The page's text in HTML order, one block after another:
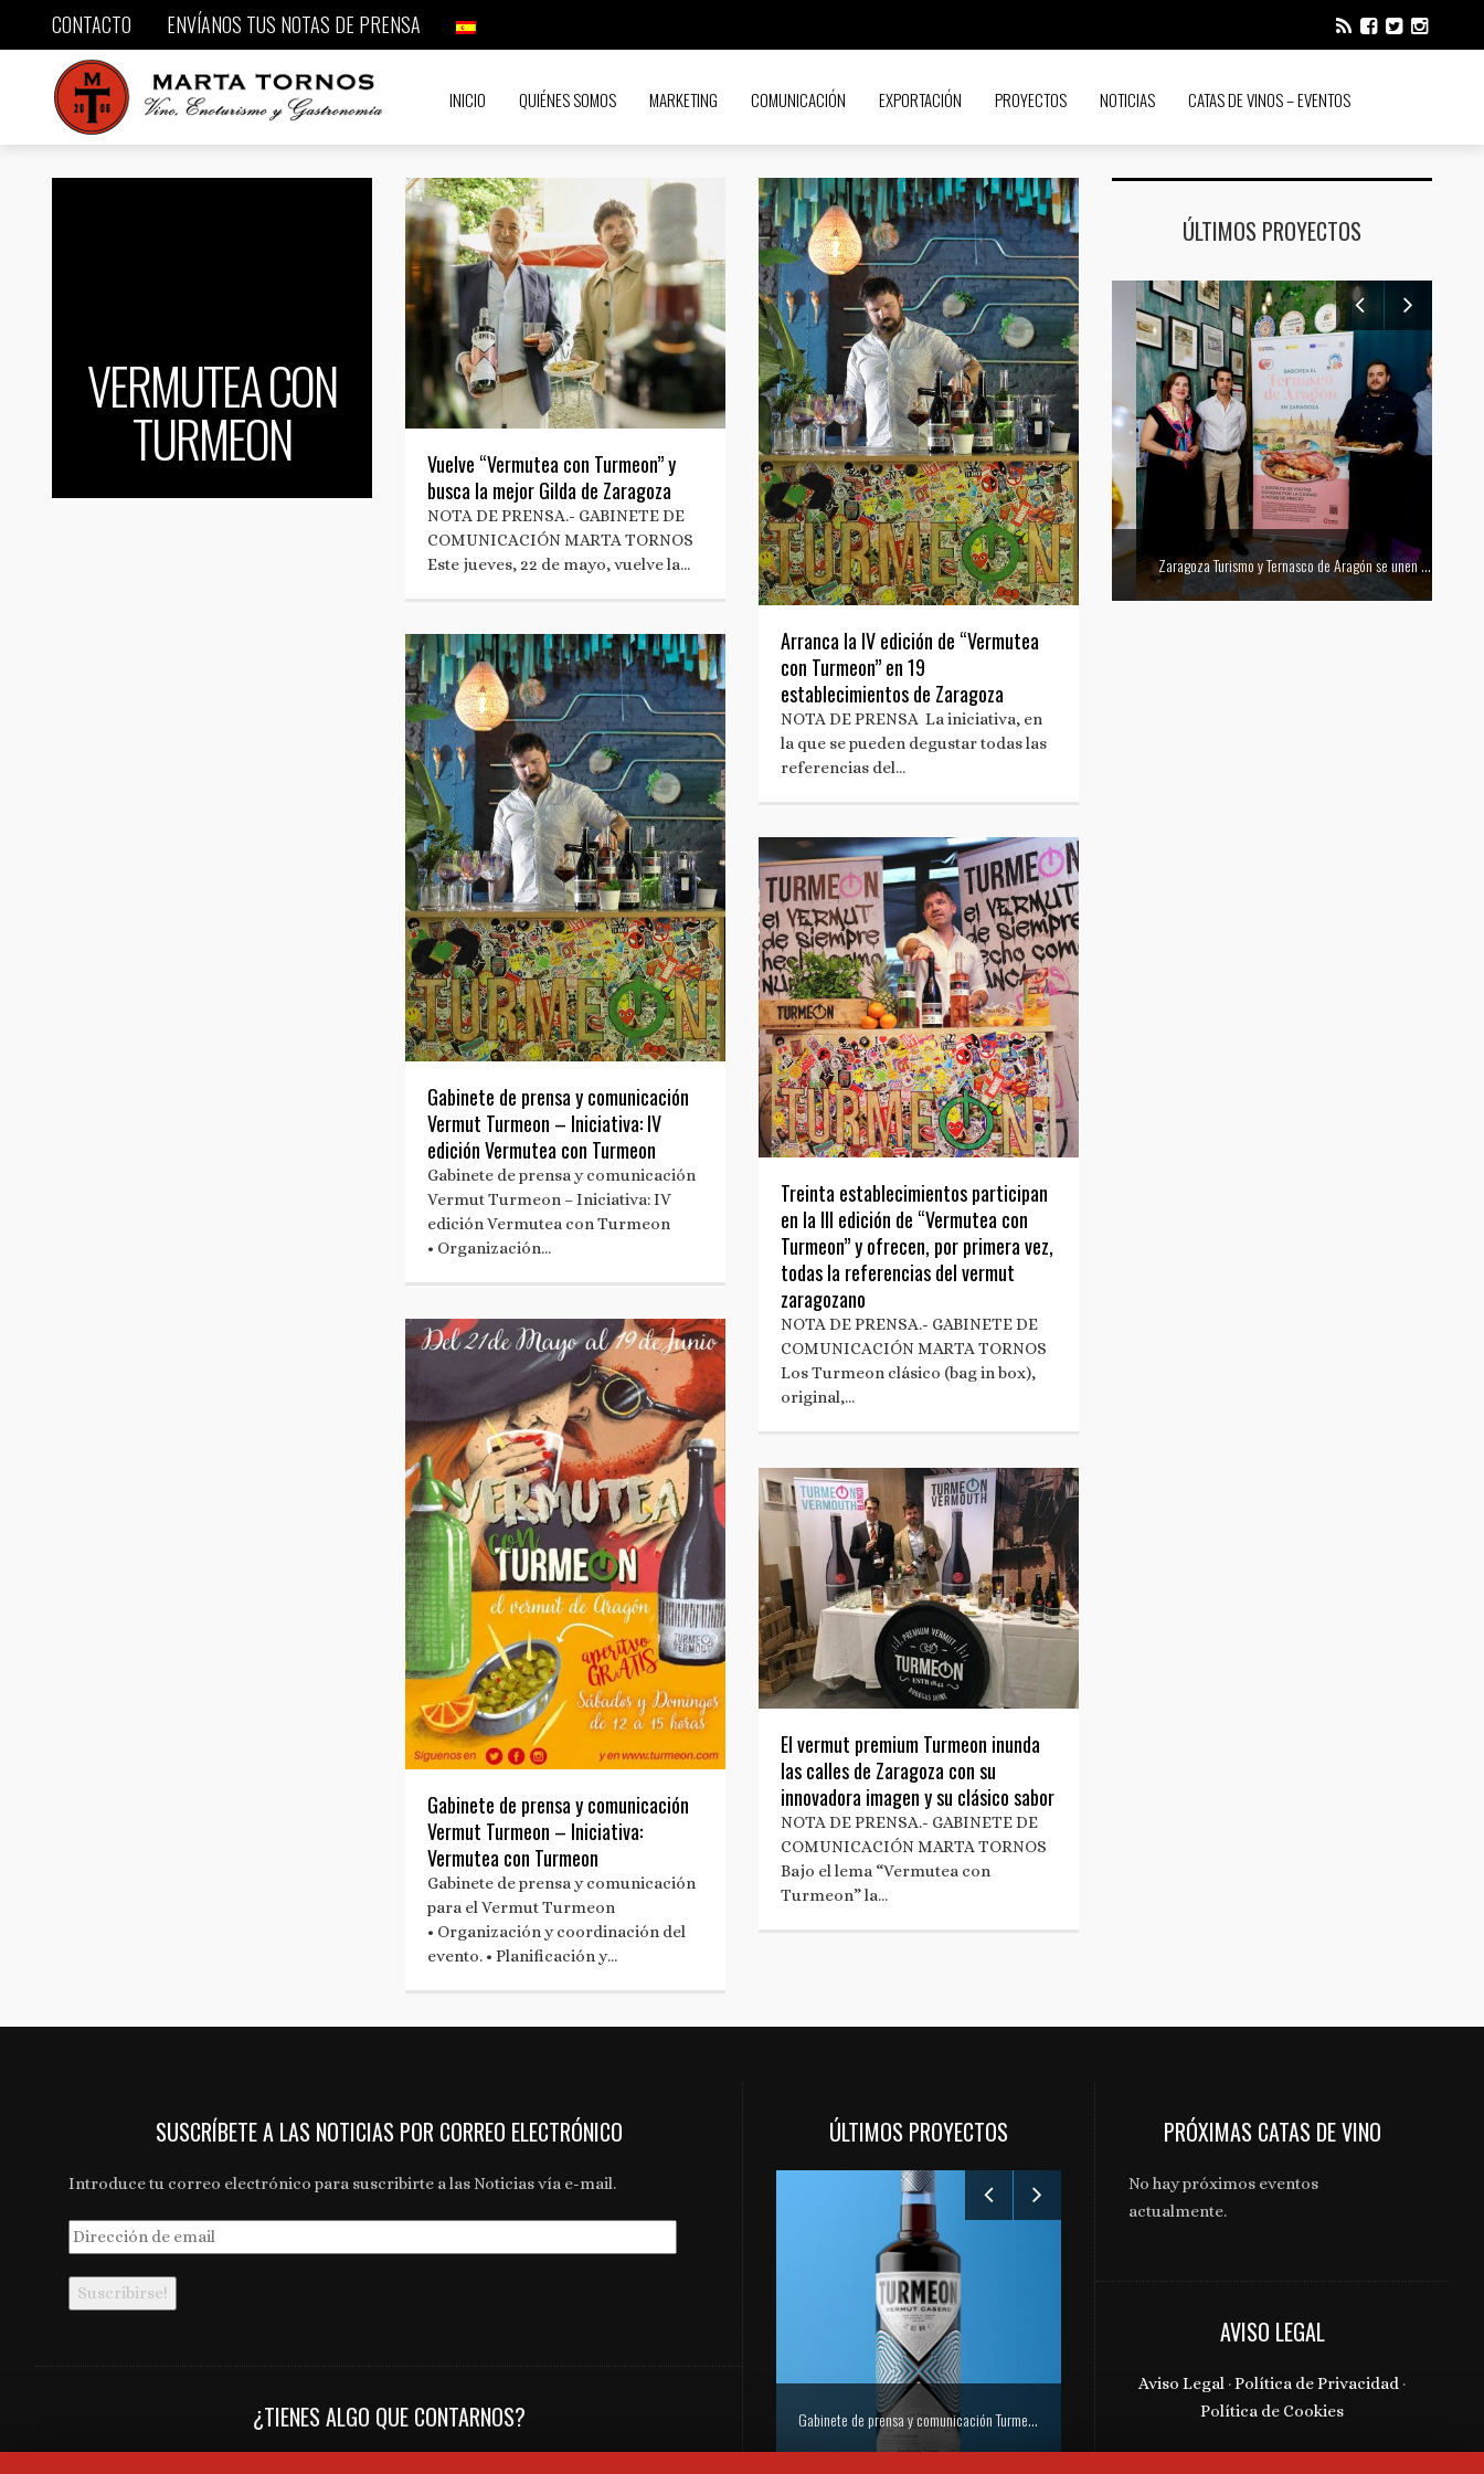
CONTACTO ENVÍANOS TUS NOTAS DE PRENSA
INICIO QUIÉNES SOMOS MARKETING COMUNICACIÓN EXPORTACIÓN PROYECTOS NOTICIAS CATAS DE VINOS – EVENTOS
VERMUTEA CON
TURMEON
Vuelve “Vermutea con Turmeon” y
busca la mejor Gilda de Zaragoza
NOTA DE PRENSA.- GABINETE DE
COMUNICACIÓN MARTA TORNOS
Este jueves, 22 de mayo, vuelve la…
Arranca la IV edición de “Vermutea
con Turmeon” en 19
establecimientos de Zaragoza
NOTA DE PRENSA La iniciativa, en
la que se pueden degustar todas las
referencias del…
Gabinete de prensa y comunicación
Vermut Turmeon – Iniciativa: IV
edición Vermutea con Turmeon
Gabinete de prensa y comunicación
Vermut Turmeon – Iniciativa: IV
edición Vermutea con Turmeon
• Organización…
Treinta establecimientos participan
en la III edición de “Vermutea con
Turmeon” y ofrecen, por primera vez,
todas la referencias del vermut
zaragozano
NOTA DE PRENSA.- GABINETE DE
COMUNICACIÓN MARTA TORNOS
Los Turmeon clásico (bag in box),
original,…
Gabinete de prensa y comunicación
Vermut Turmeon – Iniciativa:
Vermutea con Turmeon
Gabinete de prensa y comunicación
para el Vermut Turmeon
• Organización y coordinación del
evento. • Planificación y…
El vermut premium Turmeon inunda
las calles de Zaragoza con su
innovadora imagen y su clásico sabor
NOTA DE PRENSA.- GABINETE DE
COMUNICACIÓN MARTA TORNOS
Bajo el lema “Vermutea con
Turmeon” la…
ÚLTIMOS PROYECTOS
Zaragoza Turismo y Ternasco de Aragón se unen para promocionar la ciudad a través de su gastronomía
SUSCRÍBETE A LAS NOTICIAS POR CORREO ELECTRÓNICO
Introduce tu correo electrónico para suscribirte a las Noticias vía e-mail.
Dirección
de
email
¿TIENES ALGO QUE CONTARNOS?
ÚLTIMOS PROYECTOS
Gabinete de comunicación y prensa El Grillo y la Luna – Nuevas añadas 12 Lunas
PRÓXIMAS CATAS DE VINO
No hay próximos eventos
actualmente.
AVISO LEGAL
Aviso Legal ·Política de Privacidad ·
Política de Cookies